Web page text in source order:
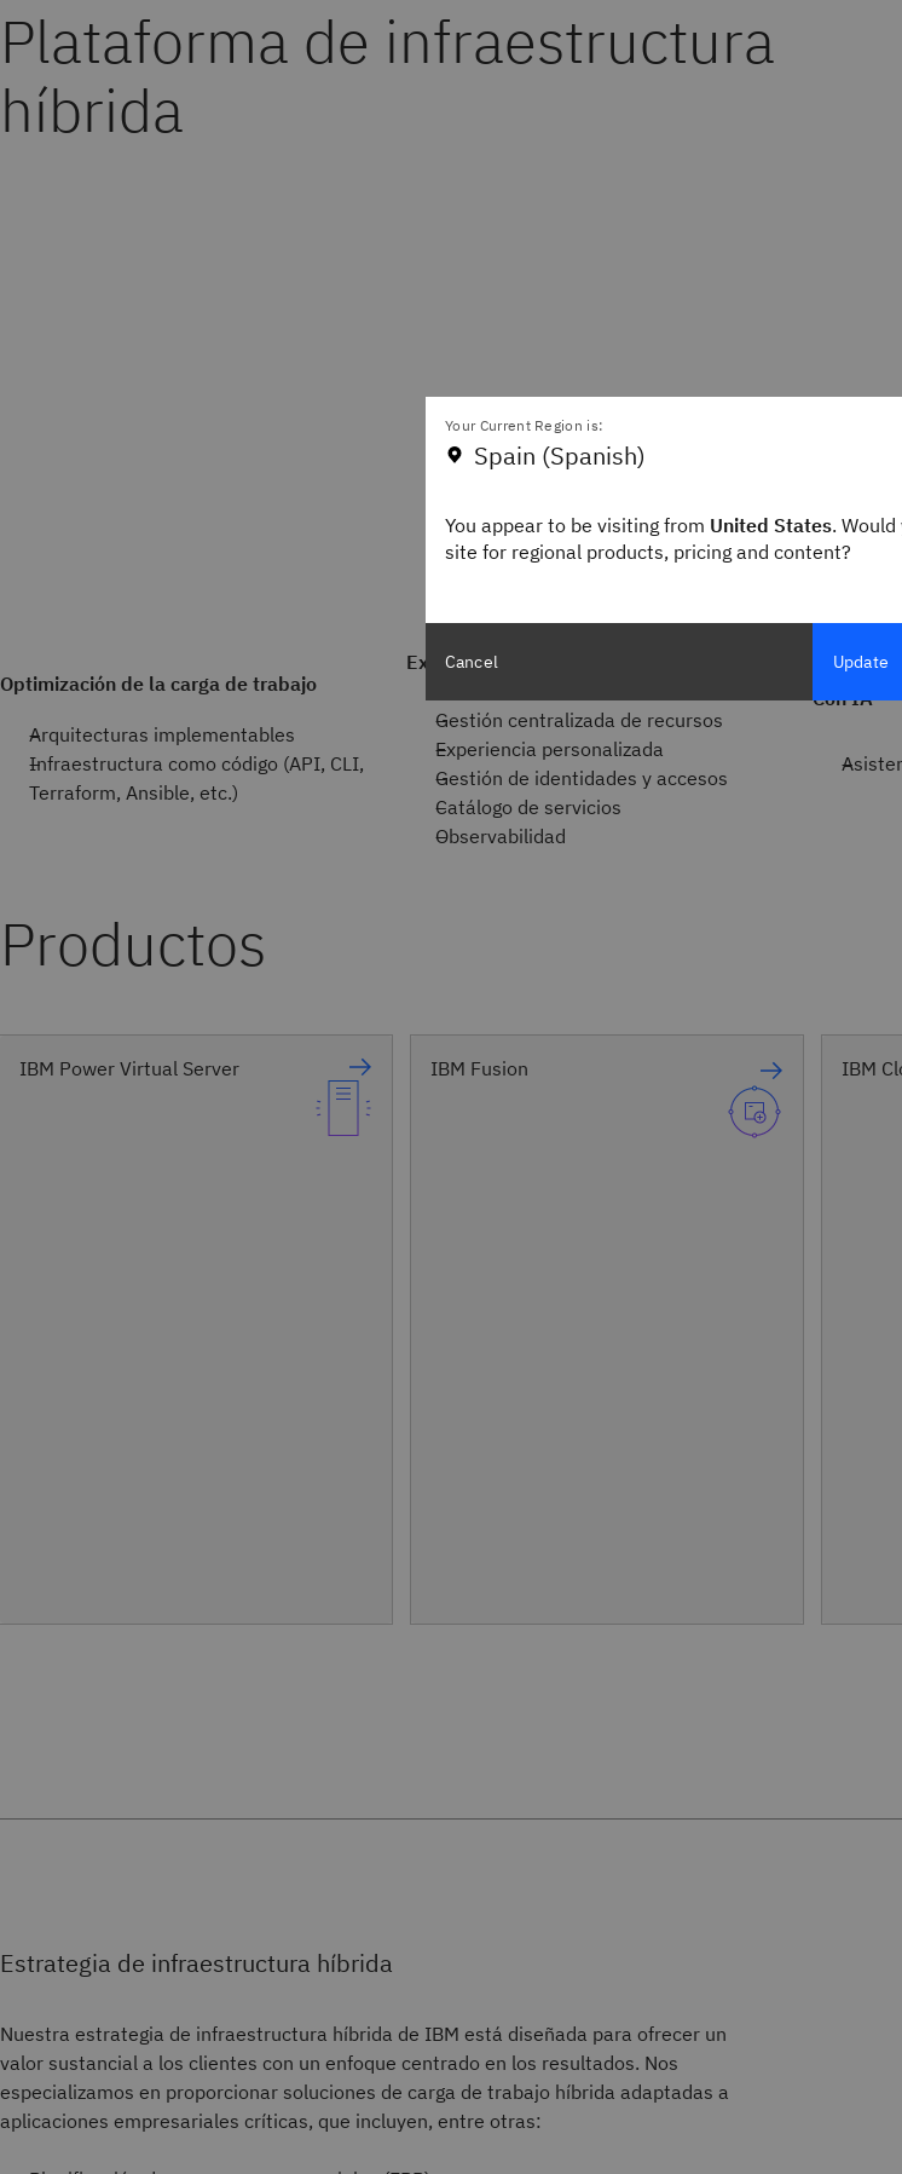
Plataforma de infraestructura
híbrida
Optimización de la carga de trabajo
Arquitecturas implementables
Infraestructura como código (API, CLI,
Terraform, Ansible, etc.)
Experiencia sin interrupciones
Gestión centralizada de recursos
Experiencia personalizada
Gestión de identidades y accesos
Catálogo de servicios
Observabilidad
Con IA
Productos
IBM Power Virtual Server IBM Fusion IBM
Estrategia de infraestructura híbrida
Nuestra estrategia de infraestructura híbrida de IBM está diseñada para ofrecer un
valor sustancial a los clientes con un enfoque centrado en los resultados. Nos
especializamos en proporcionar soluciones de carga de trabajo híbrida adaptadas a
aplicaciones empresariales críticas, que incluyen, entre otras:
Your Current Region is:
Spain (Spanish)
You appear to be visiting from United States.
site for regional products, pricing and content?
Cancel Update